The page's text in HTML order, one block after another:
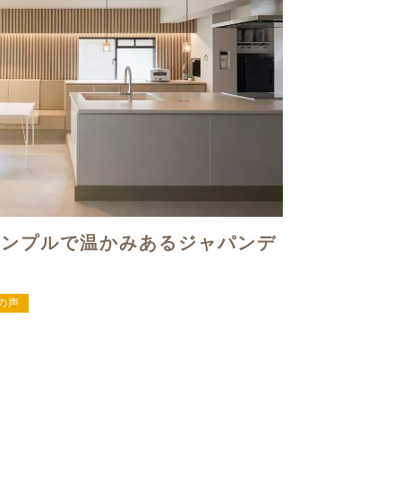
プルで温かみあるジャパンデ
声